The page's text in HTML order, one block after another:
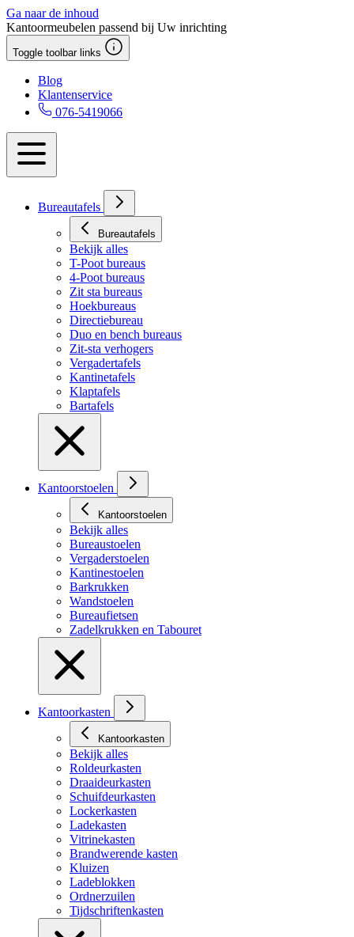
Ga naar de inhoud
Kantoormeubelen passend bij Uw inrichting
Toggle toolbar links
Blog
Klantenservice
076-5419066
Bureautafels
Bureautafels
Bekijk alles
T-Poot bureaus
4-Poot bureaus
Zit sta bureaus
Hoekbureaus
Directiebureau
Duo en bench bureaus
Zit-sta verhogers
Vergadertafels
Kantinetafels
Klaptafels
Bartafels
Kantoorstoelen
Kantoorstoelen
Bekijk alles
Bureaustoelen
Vergaderstoelen
Kantinestoelen
Barkrukken
Wandstoelen
Bureaufietsen
Zadelkrukken en Tabouret
Kantoorkasten
Kantoorkasten
Bekijk alles
Roldeurkasten
Draaideurkasten
Schuifdeurkasten
Lockerkasten
Ladekasten
Vitrinekasten
Brandwerende kasten
Kluizen
Ladeblokken
Ordnerzuilen
Tijdschriftenkasten